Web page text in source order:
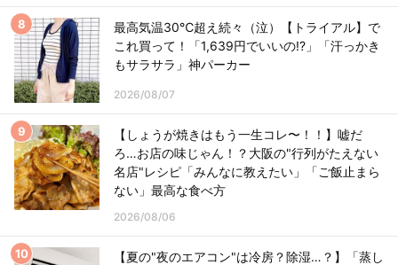
最高気温30℃超え続々（泣）【トライアル】で
これ買って！「1,639円でいいの!?」「汗っかき
もサラサラ」神パーカー
2026/08/07
【しょうが焼きはもう一生コレ〜！！】嘘だ
ろ…お店の味じゃん！？大阪の"行列がたえない
名店"レシピ「みんなに教えたい」「ご飯止まら
ない」最高な食べ方
2026/08/06
【夏の"夜のエアコン"は冷房？除湿…？】「蒸し